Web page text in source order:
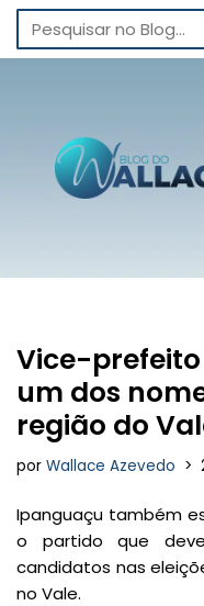
Pular
conteúdo
Vice-
um dos
região do
por Wallace Azevedo
Ipanguaçu também
o partido que
candidatos nas
no Vale.